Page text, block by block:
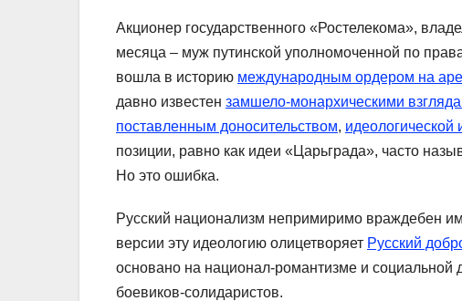
Акционер государственного «Ростелекома»,
месяца – муж путинской уполномоченной по
вошла в историю международным ордером на
давно известен замшело-монархическими
поставленным доносительством, идеологической
позиции, равно как идеи «Царьграда», часто
Но это ошибка.
Русский национализм непримиримо враждебен
версии эту идеологию олицетворяет Русский
основано на национал-романтизме и социальной
боевиков-солидаристов.